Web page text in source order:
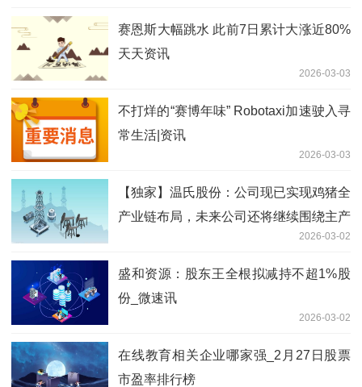
赛恩斯大幅跳水 此前7日累计大涨近80%
天天资讯
2026-03-03
不打烊的“赛博年味” Robotaxi加速驶入寻
常生活|资讯
2026-03-03
【独家】温氏股份：公司现已实现鸡猪全
产业链布局，未来公司还将继续围绕主产
业上下游，积极投资具有发展潜质的行业
和企业
2026-03-02
盛和资源：股东王全根拟减持不超1%股
份_微速讯
2026-03-02
在线教育相关企业哪家强_2月27日股票
市盈率排行榜